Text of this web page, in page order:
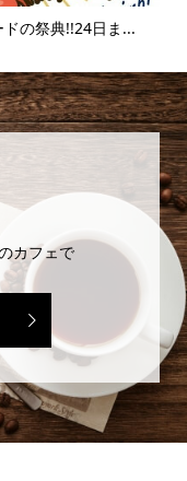
長を繰り返すその
カフェで